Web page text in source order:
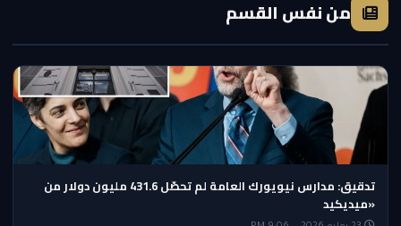
من نفس القسم
تدقيق: مدارس نيويورك العامة لم تحصّل 431.6 مليون دولار من
«ميديكيد